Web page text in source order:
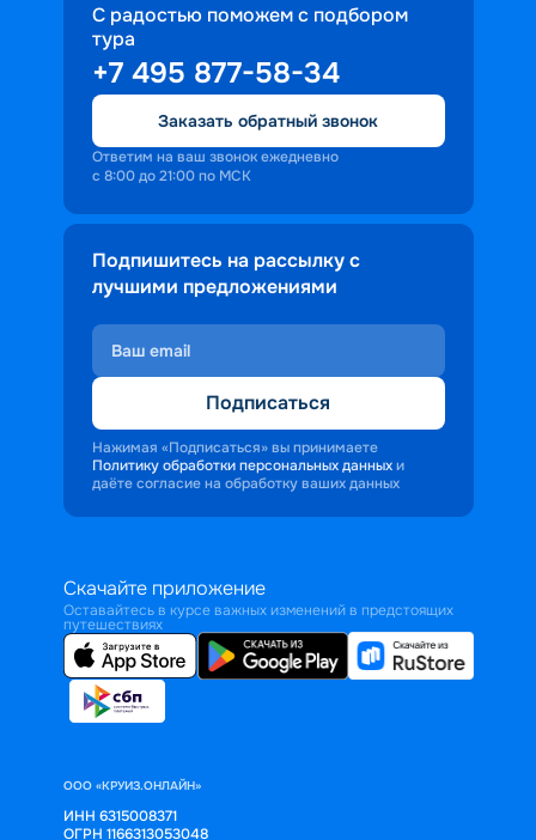
С радостью поможем с подбором
тура
+7 495 877-58-34
Заказать обратный звонок
Ответим на ваш звонок ежедневно
с 8:00 до 21:00 по МСК
Подпишитесь на рассылку с
лучшими предложениями
Подписаться
Нажимая «Подписаться» вы принимаете
Политику обработки персональных данных и
даёте согласие на обработку ваших данных
Скачайте приложение
Оставайтесь в курсе важных изменений в предстоящих
путешествиях
ООО «КРУИЗ.ОНЛАЙН»
ИНН 6315008371
ОГРН 1166313053048